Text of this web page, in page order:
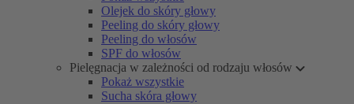
Olejek do skóry głowy
Peeling do skóry głowy
Peeling do włosów
SPF do włosów
Pielęgnacja w zależności od rodzaju włosów
Pokaż wszystkie
Sucha skóra głowy